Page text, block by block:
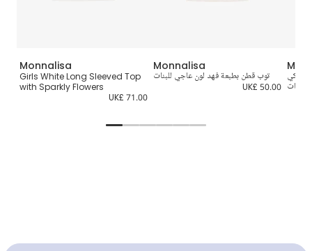
Monnalisa
Girls White Long Sleeved Top
with Sparkly Flowers
UK£ 71.00
Monnalisa
توب قطن بطبعة فهد لون عاجي للبنات
UK£ 50.00
ليلكي
للبنات